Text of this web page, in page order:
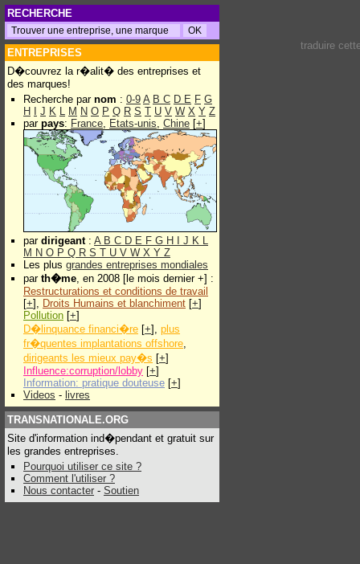
RECHERCHE
ENTREPRISES
D�couvrez la r�alit� des entreprises et
des marques!
Recherche par nom : 0-9 A B C D E F G
H
J K L M N O P Q R S T U V W X Y Z
par pays: France, Etats-unis, Chine [+]
par dirigeant: A B C D E F G H J K L
M N O P Q R S T U V W X Y Z
Les plus grandes entreprises mondiales
par th�me, en 2008 [le mois dernier +] :
Restructurations et conditions de travail
[+], Droits Humains et blanchiment [+]
Pollution [+]
D�linquance financi�re [+], plus
fr�quentes implantations offshore,
dirigeants les mieux pay�s [+]
Influence:corruption/lobby [+]
Information: pratique douteuse [+]
Videos - livres
TRANSNATIONALE.ORG
Site d'information ind�pendant et gratuit sur
les grandes entreprises.
Pourquoi utiliser ce site ?
Comment l'utiliser ?
Nous contacter - Soutien
traduire